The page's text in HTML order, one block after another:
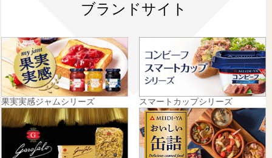
ブランドサイト
果実実感ジャムシリーズ スマートカップシリーズ